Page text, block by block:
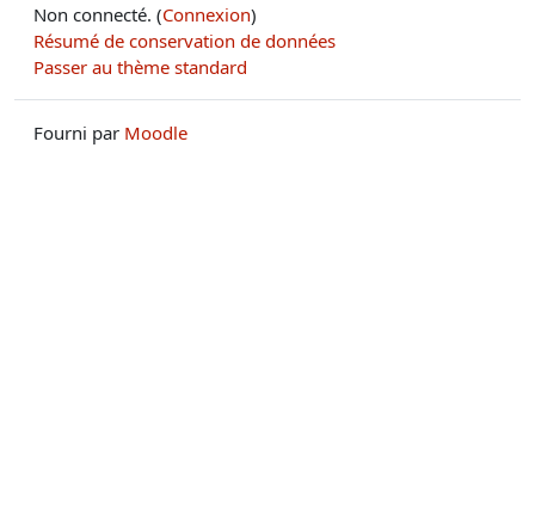
Non connecté. (Connexion)
Résumé de conservation de données
Passer au thème standard
Fourni par Moodle